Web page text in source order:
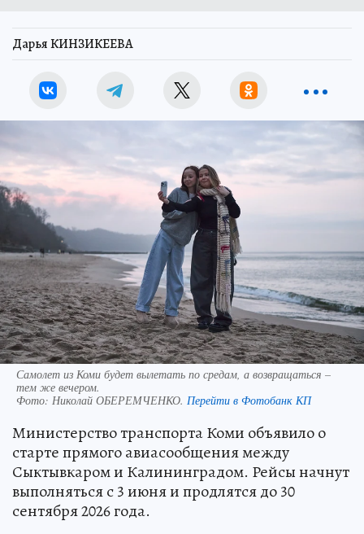
Дарья КИНЗИКЕЕВА
Самолет из Коми будет вылетать по средам, а возвращаться –
тем же вечером.
Фото: Николай ОБЕРЕМЧЕНКО. Перейти в Фотобанк КП
Министерство транспорта Коми объявило о
старте прямого авиасообщения между
Сыктывкаром и Калининградом. Рейсы начнут
выполняться с 3 июня и продлятся до 30
сентября 2026 года.